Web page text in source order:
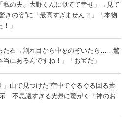
私の夫、大野くんに似てて幸せ」→見て
の姿”に「最高すぎません？」「本物
」
た石→割れ目から中をのぞいたら……驚
当にあるんですね！」「お宝だ」
」山で見つけた“空中でぐるぐる回る葉
示 不思議すぎる光景に驚がく「神のお